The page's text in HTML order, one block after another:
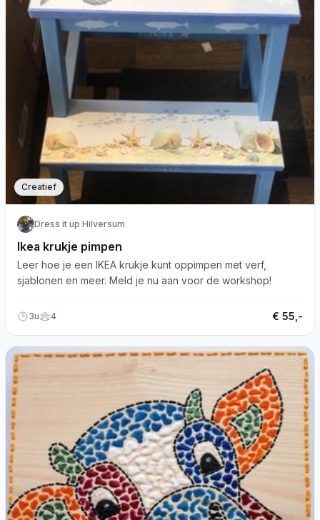
Creatief
Dress it up Hilversum
Ikea krukje pimpen
Leer hoe je een IKEA krukje kunt oppimpen met verf,
sjablonen en meer. Meld je nu aan voor de workshop!
3u 4 € 55,-